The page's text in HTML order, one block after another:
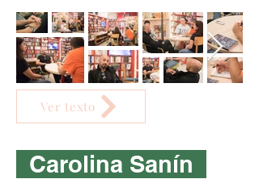
Ver texto
Carolina Sanín